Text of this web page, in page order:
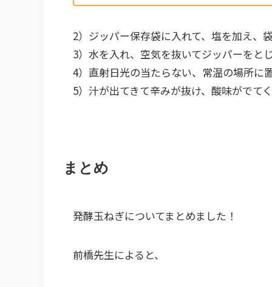
2）ジッパー保存袋に入れて、塩を加え、
3）水を入れ、空気を抜いてジッパーをと
4）直射日光の当たらない、常温の場所に
5）汁が出てきて辛みが抜け、酸味がでて
まとめ
発酵玉ねぎについてまとめました！
前橋先生によると、